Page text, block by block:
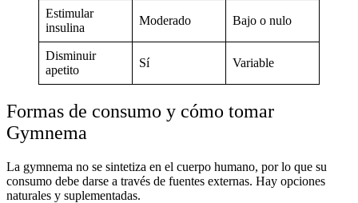
Estimular
insulina
Moderado Bajo o nulo
Disminuir
apetito
Sí Variable
Formas de consumo y cómo tomar
Gymnema
La gymnema no se sintetiza en el cuerpo humano, por lo que su
consumo debe darse a través de fuentes externas. Hay opciones
naturales y suplementadas.